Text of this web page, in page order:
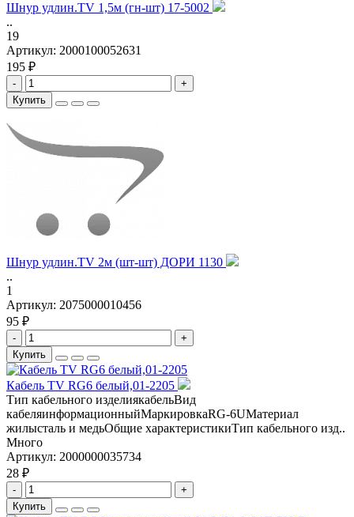
Шнур удлин.TV 1,5м (гн-шт) 17-5002
..
19
Артикул: 2000100052631
195 ₽
-
+
Купить
Шнур удлин.TV 2м (шт-шт) ДОРИ 1130
..
1
Артикул: 2075000010456
95 ₽
-
+
Купить
Кабель TV RG6 белый,01-2205
Тип кабельного изделиякабельВид
кабеляинформационныйМаркировкаRG-6UМатериал
жилысталь и медьОбщие характеристикиТип кабельного изд..
Много
Артикул: 2000000035734
28 ₽
-
+
Купить